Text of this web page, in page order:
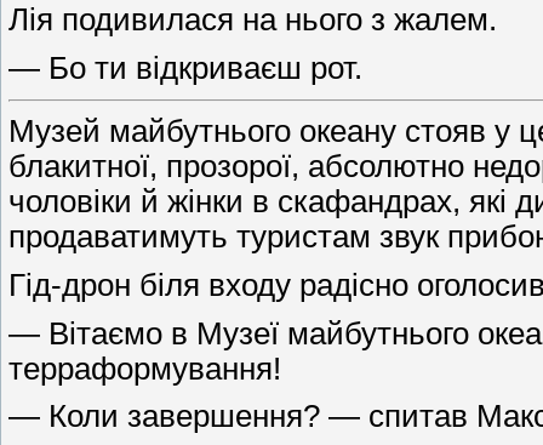
Лія подивилася на нього з жалем.
— Бо ти відкриваєш рот.
Музей майбутнього океану стояв у
блакитної, прозорої, абсолютно
чоловіки й жінки в скафандрах, які
продаватимуть туристам звук
Гід-дрон біля входу радісно
— Вітаємо в Музеї майбутнього
терраформування!
— Коли завершення? — спитав